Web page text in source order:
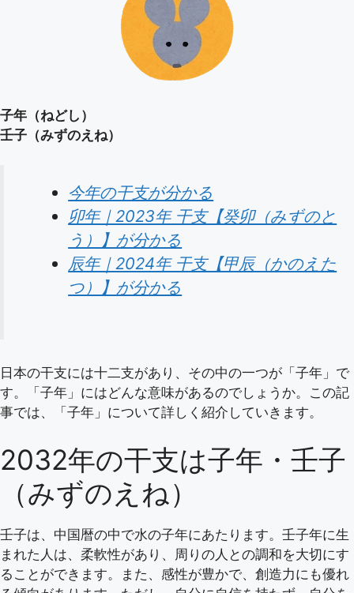
子年（ねどし）
壬子（みずのえね）
今年の干支が分かる
卯年｜2023年 干支【癸卯（みずのと
う）】が分かる
辰年｜2024年 干支【甲辰（かのえた
つ）】が分かる
日本の干支には十二支があり、その中の一つが「子年」で
す。「子年」にはどんな意味があるのでしょうか。この記
事では、「子年」について詳しく紹介していきます。
2032年の干支は子年・壬子
（みずのえね）
壬子は、中国暦の中で水の子年にあたります。壬子年に生
まれた人は、柔軟性があり、周りの人との調和を大切にす
ることができます。また、感性が豊かで、創造力にも優れ